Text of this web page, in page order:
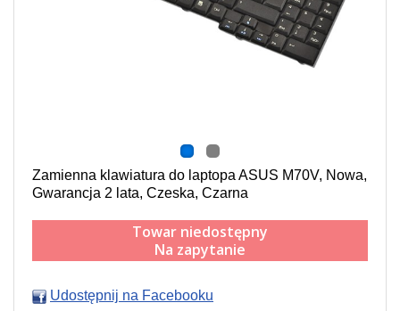
Zamienna klawiatura do laptopa ASUS M70V, Nowa,
Gwarancja 2 lata, Czeska, Czarna
Towar niedostępny
Na zapytanie
Udostępnij na Facebooku